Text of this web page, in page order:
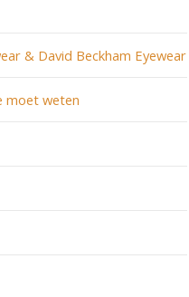
& David Beckham Eyewear
moet weten